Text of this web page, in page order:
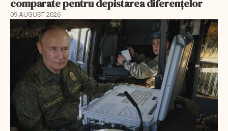
comparate pentru depistarea diferențelor
09 AUGUST 2026